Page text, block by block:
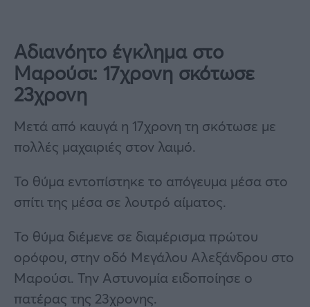
Αδιανόητο έγκλημα στο
Μαρούσι: 17χρονη σκότωσε
23χρονη
Μετά από καυγά η 17χρονη τη σκότωσε με
πολλές μαχαιριές στον λαιμό.
Το θύμα εντοπίστηκε το απόγευμα μέσα στο
σπίτι της μέσα σε λουτρό αίματος.
Το θύμα διέμενε σε διαμέρισμα πρώτου
ορόφου, στην οδό Μεγάλου Αλεξάνδρου στο
Μαρούσι. Την Αστυνομία ειδοποίησε ο
πατέρας της 23χρονης.